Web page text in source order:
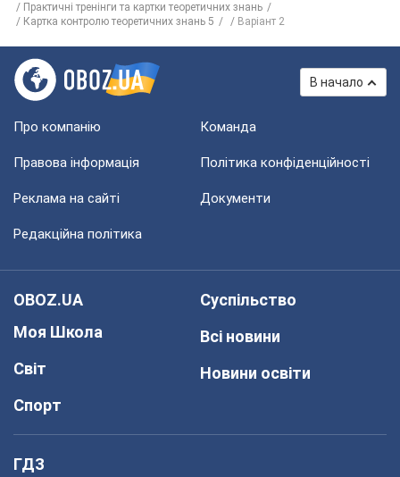
Практичні тренінги та картки теоретичних знань
Картка контролю теоретичних знань 5
Варіант 2
В начало
Про компанію Команда
Правова інформація Політика конфіденційності
Реклама на сайті Документи
Редакційна політика
OBOZ.UA
Моя Школа
Світ
Спорт
Суспільство
Всі новини
Новини освіти
ГДЗ